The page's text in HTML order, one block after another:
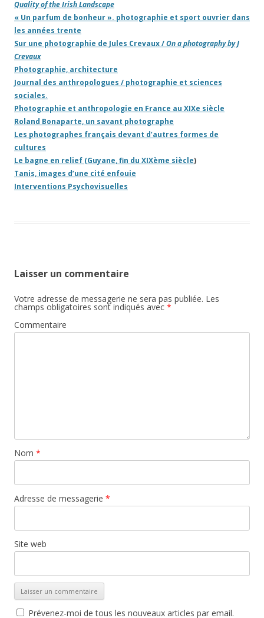
Quality of the Irish Landscape
« Un parfum de bonheur ». photographie et sport ouvrier dans
les années trente
Sur une photographie de Jules Crevaux /On a photography by J
Crevaux
Photographie, architecture
Journal des anthropologues / photographie et sciences
sociales.
Photographie et anthropologie en France au XIXe siècle
Roland Bonaparte, un savant photographe
Les photographes français devant d’autres formes de
cultures
Le bagne en relief (Guyane, fin du XIXème siècle)
Tanis, images d’une cité enfouie
Interventions Psychovisuelles
Laisser un commentaire
Votre adresse de messagerie ne sera pas publiée. Les
champs obligatoires sont indiqués avec *
Commentaire
Nom *
Adresse de messagerie *
Site web
Prévenez-moi de tous les nouveaux articles par email.